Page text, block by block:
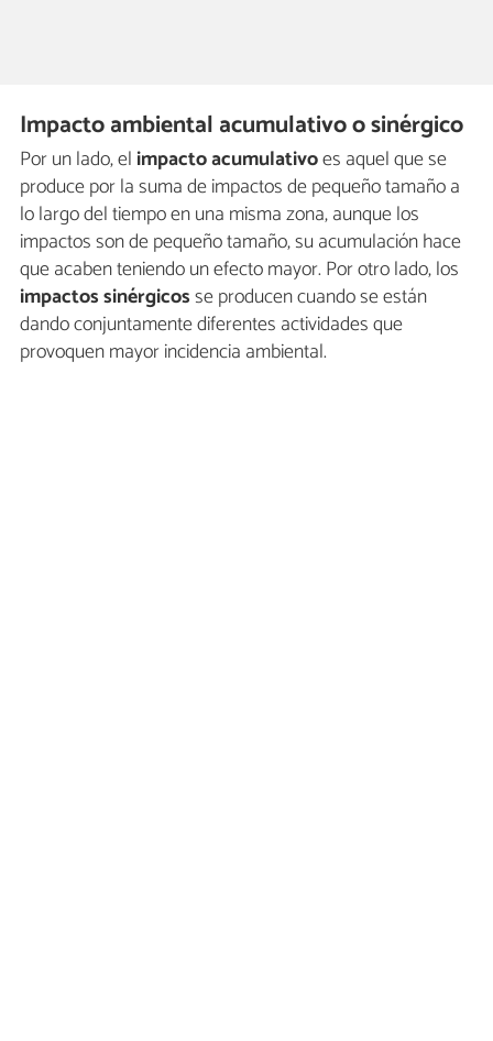
Impacto ambiental acumulativo o sinérgico
Por un lado, el impacto acumulativoes aquel que se
produce por la suma de impactos de pequeño tamaño a
lo largo del tiempo en una misma zona, aunque los
impactos son de pequeño tamaño, su acumulación hace
que acaben teniendo un efecto mayor. Por otro lado, los
impactos sinérgicosse producen cuando se están
dando conjuntamente diferentes actividades que
provoquen mayor incidencia ambiental.